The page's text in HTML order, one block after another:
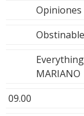
Opiniones
MARIANO
09.00